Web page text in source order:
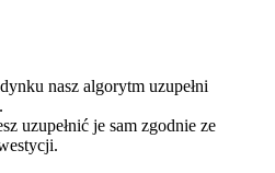
nasz algorytm uzupełni
uzupełnić je sam zgodnie ze